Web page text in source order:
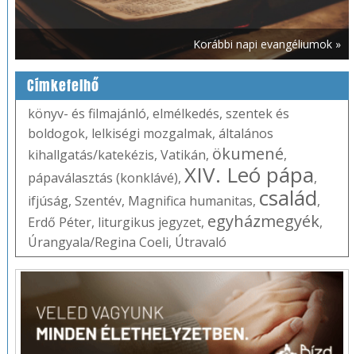
Korábbi napi evangéliumok »
Címkefelhő
könyv- és filmajánló, elmélkedés, szentek és
boldogok, lelkiségi mozgalmak, általános
kihallgatás/katekézis, Vatikán, ökumené,
pápaválasztás (konklávé), XIV. Leó pápa,
ifjúság, Szentév, Magnifica humanitas, család,
Erdő Péter, liturgikus jegyzet, egyházmegyék,
Úrangyala/Regina Coeli, Útravaló